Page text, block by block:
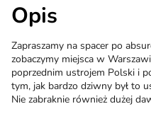
Opis
Zapraszamy na spacer po
zobaczymy miejsca w
poprzednim ustrojem Polski i
tym, jak bardzo dziwny był to
Nie zabraknie również dużej